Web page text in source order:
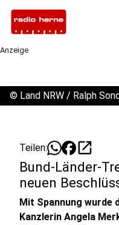
Anzeige
© Land NRW / Ralph
Teilen: open_in_new
Bund-Länder-
neuen
Mit Spannung wurde
Kanzlerin Angela